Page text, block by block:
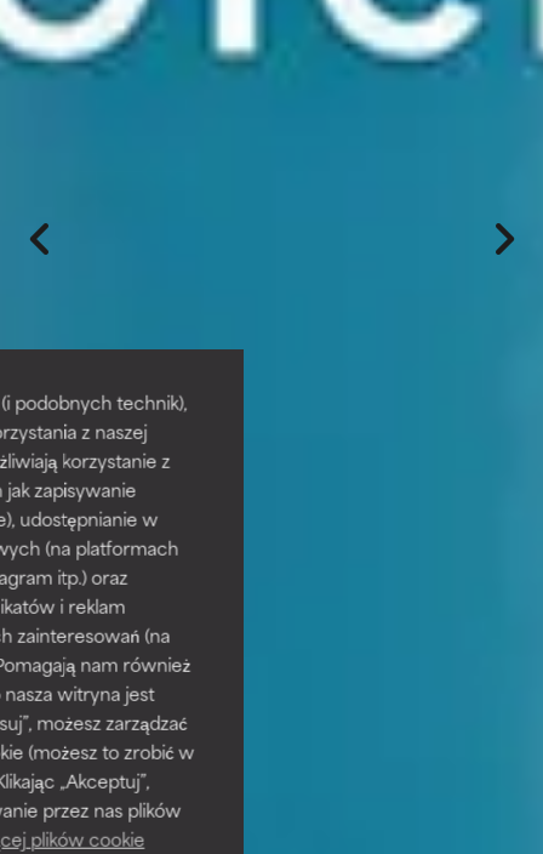
podobnych technik),
z naszej
korzystanie z
zapisywanie
udostępnianie w
(na platformach
itp.) oraz
i reklam
zainteresowań (na
nam również
witryna jest
możesz zarządzać
(możesz to zrobić w
„Akceptuj”,
przez nas plików
plików cookie